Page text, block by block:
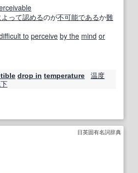
よって認めるのが不可能であるか難
to perceive by the mind or
drop in temperature
温度
日英固有名詞辞典